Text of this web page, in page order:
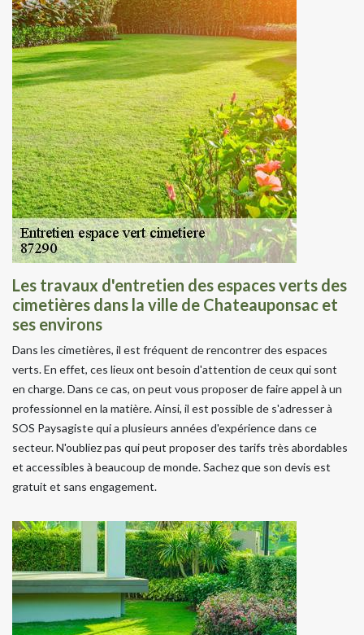
Les travaux d'entretien des espaces verts des
cimetières dans la ville de Chateauponsac et
ses environs
Dans les cimetières, il est fréquent de rencontrer des espaces
verts. En effet, ces lieux ont besoin d'attention de ceux qui sont
en charge. Dans ce cas, on peut vous proposer de faire appel à un
professionnel en la matière. Ainsi, il est possible de s'adresser à
SOS Paysagiste qui a plusieurs années d'expérience dans ce
secteur. N'oubliez pas qui peut proposer des tarifs très abordables
et accessibles à beaucoup de monde. Sachez que son devis est
gratuit et sans engagement.